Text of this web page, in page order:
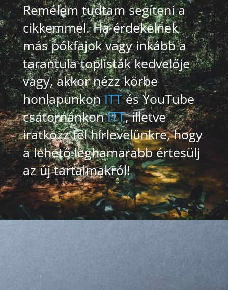
Remélem tudtam segíteni a
cikkemmel. Ha érdekelnek
más pókfajok vagy inkább a
tarantula toplisták kedvelője
vagy, akkor nézz körbe
honlapunkonITTés YouTube
csatornánkonITT, illetve
iratkozz fel hírlevelünkre, hogy
a lehető leghamarabb értesülj
az új tartalmakról!